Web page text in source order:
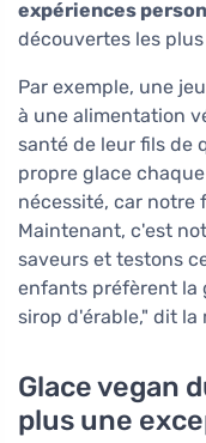
expériences
découvertes les
Par exemple, une
à une alimentation
santé de leur fils de
propre glace
nécessité, car notre
Maintenant, c'est
saveurs et testons
enfants préfèrent la
sirop d'érable," dit la
Glace vegan
plus une